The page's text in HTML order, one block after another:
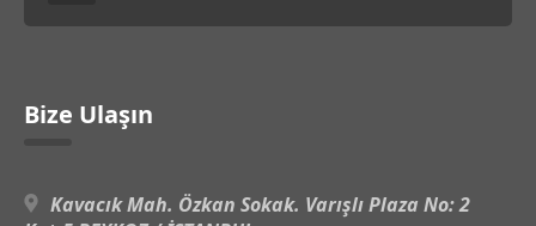
Bize Ulaşın
Kavacık Mah. Özkan Sokak. Varışlı Plaza No: 2